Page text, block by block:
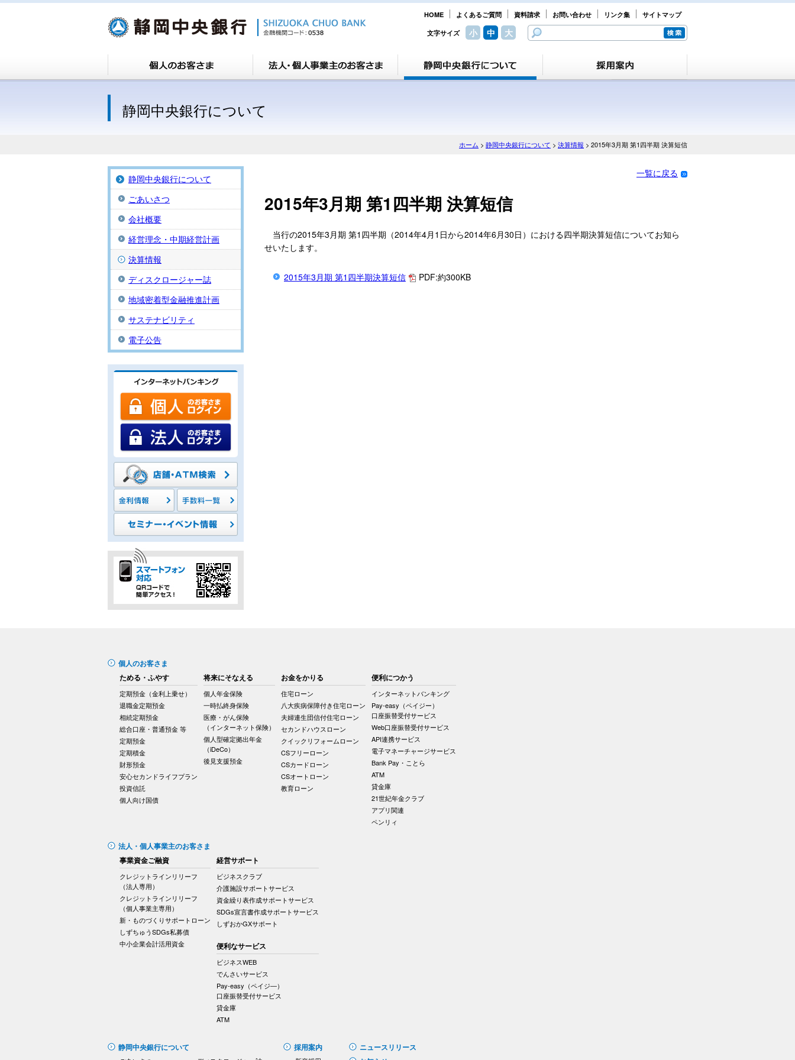
サイトマップ
リンク集
お問い合わせ
資料請求
よくあるご質問
HOME
文字サイズ 小 中 大
静岡中央銀行について
ホーム > 静岡中央銀行について > 決算情報 > 2015年3月期 第1四半期 決算短信
一覧に戻る
2015年3月期 第1四半期 決算短信
当行の2015年3月期 第1四半期（2014年4月1日から2014年6月30日）における四半期決算短信についてお知ら
せいたします。
2015年3月期 第1四半期決算短信 PDF:約300KB
静岡中央銀行について
ごあいさつ
会社概要
経営理念・中期経営計画
決算情報
ディスクロージャー誌
地域密着型金融推進計画
サステナビリティ
電子公告
個人のお客さま
ためる・ふやす
定期預金（金利上乗せ）
退職金定期預金
相続定期預金
総合口座・普通預金 等
定期預金
定期積金
財形預金
安心セカンドライフプラン
投資信託
個人向け国債
将来にそなえる
個人年金保険
一時払終身保険
医療・がん保険
（インターネット保険）
個人型確定拠出年金
（iDeCo）
後見支援預金
お金をかりる
住宅ローン
八大疾病保障付き住宅ローン
夫婦連生団信付住宅ローン
セカンドハウスローン
クイックリフォームローン
CSフリーローン
CSカードローン
CSオートローン
教育ローン
便利につかう
インターネットバンキング
Pay-easy（ペイジー）
口座振替受付サービス
Web口座振替受付サービス
API連携サービス
電子マネーチャージサービス
Bank Pay・ことら
ATM
貸金庫
21世紀年金クラブ
アプリ関連
ペンリィ
法人・個人事業主のお客さま
事業資金ご融資
クレジットラインリリーフ
（法人専用）
クレジットラインリリーフ
（個人事業主専用）
新・ものづくりサポートローン
しずちゅうSDGs私募債
中小企業会計活用資金
経営サポート
ビジネスクラブ
介護施設サポートサービス
資金繰り表作成サポートサービス
SDGs宣言書作成サポートサービス
しずおかGXサポート
便利なサービス
ビジネスWEB
でんさいサービス
Pay-easy（ペイジ―）
口座振替受付サービス
貸金庫
ATM
静岡中央銀行について 採用案内
ニュースリリース